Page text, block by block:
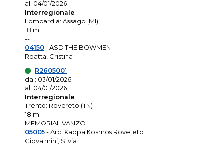
al: 04/01/2026
Interregionale
Lombardia: Assago (MI)
18 m
--
04150- ASD THE BOWMEN
Roatta, Cristina
R2605001
dal: 03/01/2026
al: 04/01/2026
Interregionale
Trento: Rovereto (TN)
18 m
MEMORIAL VANZO
05005- Arc. Kappa Kosmos Rovereto
Giovannini, Silvia